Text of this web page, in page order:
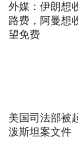
入生态文明建
与的大格局，
生态家园，
“特别声明：以
频)为凤凰网旗
布，本平台仅提
外媒：伊朗想
路费，阿曼想
望免费
美国司法部被
泼斯坦案文件